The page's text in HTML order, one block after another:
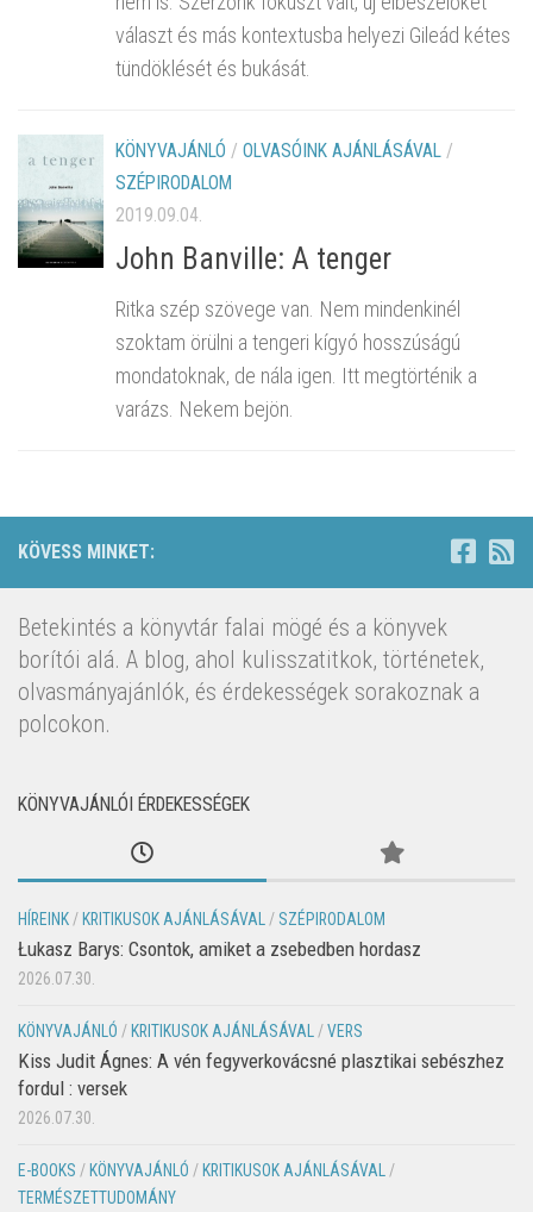
választ és más kontextusba helyezi Gileád kétes
tündöklését és bukását.
KÖNYVAJÁNLÓ / OLVASÓINK AJÁNLÁSÁVAL /
SZÉPIRODALOM
2019.09.04.
John Banville: A ​tenger
Ritka szép szövege van. Nem mindenkinél
szoktam örülni a tengeri kígyó hosszúságú
mondatoknak, de nála igen. Itt megtörténik a
varázs. Nekem bejön.
KÖVESS MINKET:
Betekintés a könyvtár falai mögé és a könyvek
borítói alá. A blog, ahol kulisszatitkok, történetek,
olvasmányajánlók, és érdekességek sorakoznak a
polcokon.
KÖNYVAJÁNLÓI ÉRDEKESSÉGEK
HÍREINK / KRITIKUSOK AJÁNLÁSÁVAL / SZÉPIRODALOM
Łukasz Barys: Csontok, amiket a zsebedben hordasz
2026.07.30.
KÖNYVAJÁNLÓ / KRITIKUSOK AJÁNLÁSÁVAL /VERS
Kiss Judit Ágnes: A vén fegyverkovácsné plasztikai sebészhez
fordul : versek
2026.07.30.
E-BOOKS / KÖNYVAJÁNLÓ / KRITIKUSOK AJÁNLÁSÁVAL
/
TERMÉSZETTUDOMÁNY